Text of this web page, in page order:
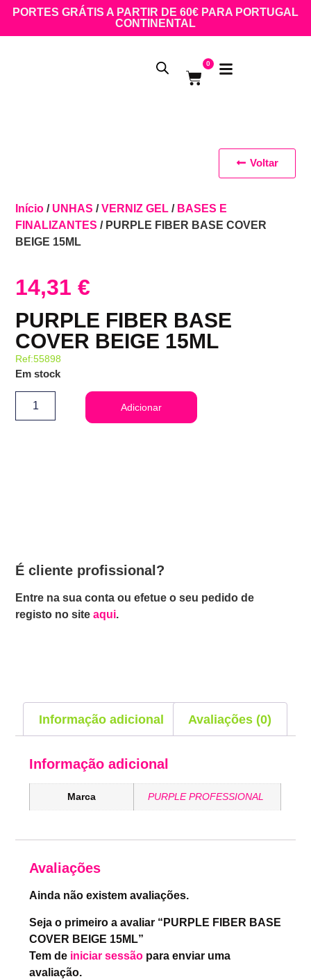
PORTES GRÁTIS A PARTIR DE 60€ PARA PORTUGAL
CONTINENTAL
0
Início / UNHAS /VERNIZ GEL / BASES E
FINALIZANTES / PURPLE FIBER BASE COVER
BEIGE 15ML
14,31€
PURPLE FIBER BASE
COVER BEIGE 15ML
Ref:55898
Em stock
Adicionar
É cliente profissional?
Entre na sua conta ou efetue o seu pedido de
registo no siteaqui.
Voltar
Informação adicional Avaliações (0)
Informação adicional
Marca PURPLE PROFESSIONAL
Avaliações
Ainda não existem avaliações.
Seja o primeiro a avaliar “PURPLE FIBER BASE
COVER BEIGE 15ML”
Tem de iniciar sessão para enviar uma
avaliação.